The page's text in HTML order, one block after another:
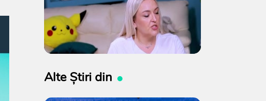
Alte Știri din